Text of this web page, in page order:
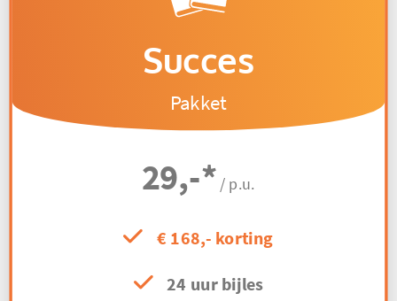
Succes
Pakket
29,-* / p.u.
€ 168,- korting
24 uur bijles